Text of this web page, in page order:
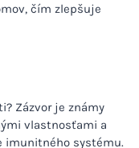
čím zlepšuje
Zázvor je známy
vlastnosťami a
imunitného systému.